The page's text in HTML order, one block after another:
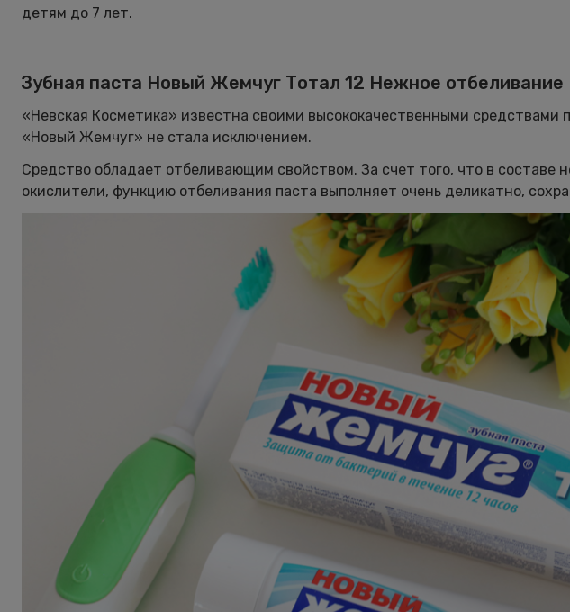
детям до 7 лет.
Зубная паста Новый Жемчуг Тотал 12 Нежное отбеливание
«Невская Косметика» известна своими высококачественными средствами
«Новый Жемчуг» не стала исключением.
Средство обладает отбеливающим свойством. За счет того, что в составе
окислители, функцию отбеливания паста выполняет очень деликатно,